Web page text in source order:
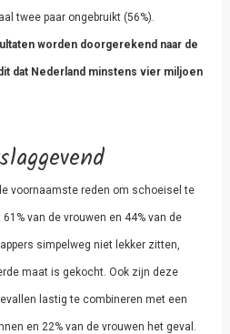
twee paar ongebruikt (56%).
worden doorgerekend naar de
dat Nederland minstens vier miljoen
voornaamste reden om schoeisel te
van de vrouwen en 44% van de
simpelweg niet lekker zitten,
maat is gekocht. Ook zijn deze
lastig te combineren met een
en 22% van de vrouwen het geval.